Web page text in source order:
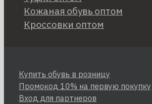
Кожаная обувь оптом
Кроссовки оптом
Купить обувь в розницу
Промокод 10% на первую покупку
Вход для партнеров